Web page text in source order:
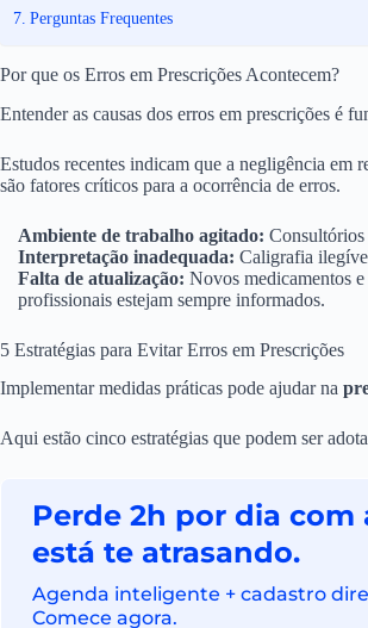
Perguntas Frequentes
Por que os Erros em Prescrições Acontecem?
Entender as causas dos erros em prescrições é
Estudos recentes indicam que a negligência em
são fatores críticos para a ocorrência de erros.
Ambiente de trabalho agitado: Consultórios
Interpretação inadequada: Caligrafia
Falta de atualização: Novos medicamentos
profissionais estejam sempre informados.
5 Estratégias para Evitar Erros em Prescrições
Implementar medidas práticas pode ajudar na
Aqui estão cinco estratégias que podem ser
Perde 2h por dia com
está te atrasando.
Agenda inteligente + cadastro
Comece agora.